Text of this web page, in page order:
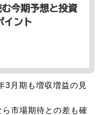
3月期も増収増益の見
市場期待との差も確